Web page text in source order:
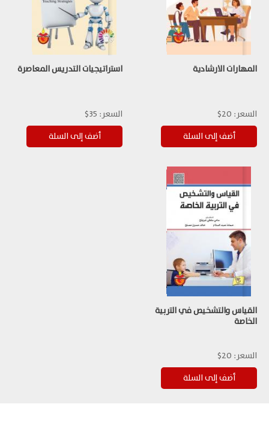
المهارات الارشادية
السعر: 20$
استراتيجيات التدريس المعاصرة
السعر: 35$
القياس والتشخيص في التربية
الخاصة
السعر: 20$